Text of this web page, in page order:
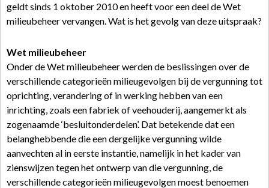
geldt sinds 1 oktober 2010 en heeft voor een deel de Wet
milieubeheer vervangen. Wat is het gevolg van deze uitspraak?
Wet milieubeheer
Onder de Wet milieubeheer werden de beslissingen over de
verschillende categorieën milieugevolgen bij de vergunning tot
oprichting, verandering of in werking hebben van een
inrichting, zoals een fabriek of veehouderij, aangemerkt als
zogenaamde ‘besluitonderdelen’. Dat betekende dat een
belanghebbende die een dergelijke vergunning wilde
aanvechten al in eerste instantie, namelijk in het kader van
zienswijzen tegen het ontwerp van die vergunning, de
verschillende categorieën milieugevolgen moest benoemen